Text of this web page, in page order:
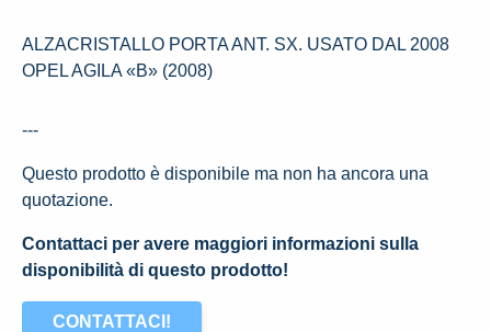
ALZACRISTALLO PORTA ANT. SX. USATO DAL 2008
OPEL AGILA «B» (2008)
---
Questo prodotto è disponibile ma non ha ancora una
quotazione.
Contattaci per avere maggiori informazioni sulla
disponibilità di questo prodotto!
CONTATTACI!